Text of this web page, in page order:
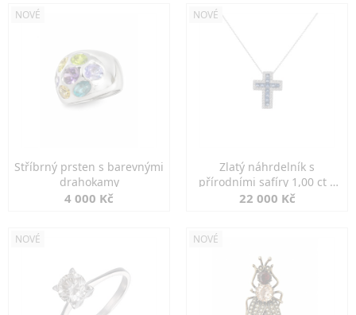
NOVÉ
Stříbrný prsten s barevnými
drahokamy
4 000 Kč
NOVÉ
Zlatý náhrdelník s
přírodními safíry 1,00 ct a
diamanty
22 000 Kč
NOVÉ NOVÉ